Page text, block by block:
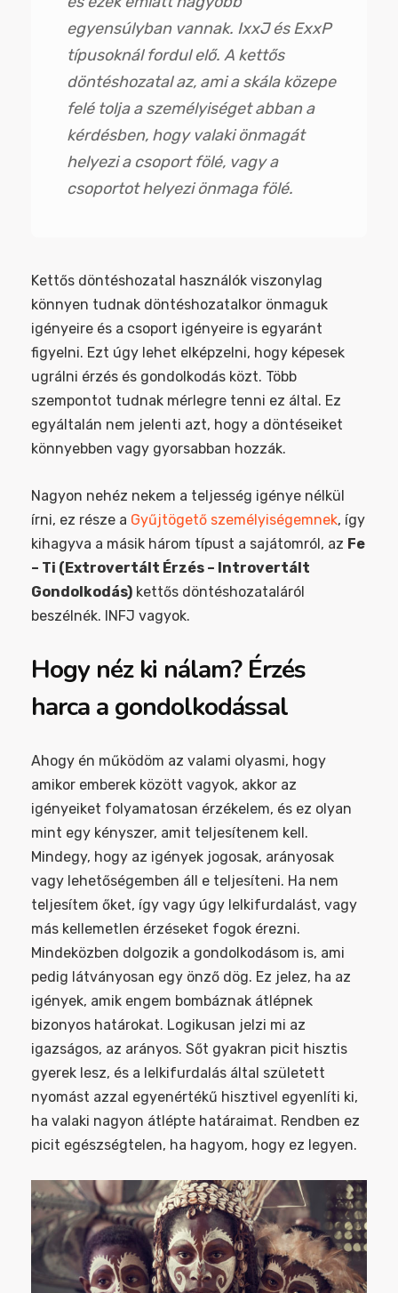
egyensúlyban vannak. IxxJ és ExxP
típusoknál fordul elő. A kettős
döntéshozatal az, ami a skála közepe
felé tolja a személyiséget abban a
kérdésben, hogy valaki önmagát
helyezi a csoport fölé, vagy a
csoportot helyezi önmaga fölé.
Kettős döntéshozatal használók viszonylag
könnyen tudnak döntéshozatalkor önmaguk
igényeire és a csoport igényeire is egyaránt
figyelni. Ezt úgy lehet elképzelni, hogy képesek
ugrálni érzés és gondolkodás közt. Több
szempontot tudnak mérlegre tenni ez által. Ez
egyáltalán nem jelenti azt, hogy a döntéseiket
könnyebben vagy gyorsabban hozzák.
Nagyon nehéz nekem a teljesség igénye nélkül
írni, ez része a Gyűjtögető személyiségemnek, így
kihagyva a másik három típust a sajátomról, az Fe
– Ti (Extrovertált Érzés – Introvertált
Gondolkodás) kettős döntéshozataláról
beszélnék. INFJ vagyok.
Hogy néz ki nálam? Érzés
harca a gondolkodással
Ahogy én működöm az valami olyasmi, hogy
amikor emberek között vagyok, akkor az
igényeiket folyamatosan érzékelem, és ez olyan
mint egy kényszer, amit teljesítenem kell.
Mindegy, hogy az igények jogosak, arányosak
vagy lehetőségemben áll e teljesíteni. Ha nem
teljesítem őket, így vagy úgy lelkifurdalást, vagy
más kellemetlen érzéseket fogok érezni.
Mindeközben dolgozik a gondolkodásom is, ami
pedig látványosan egy önző dög. Ez jelez, ha az
igények, amik engem bombáznak átlépnek
bizonyos határokat. Logikusan jelzi mi az
igazságos, az arányos. Sőt gyakran picit hisztis
gyerek lesz, és a lelkifurdalás által született
nyomást azzal egyenértékű hisztivel egyenlíti ki,
ha valaki nagyon átlépte határaimat. Rendben ez
picit egészségtelen, ha hagyom, hogy ez legyen.